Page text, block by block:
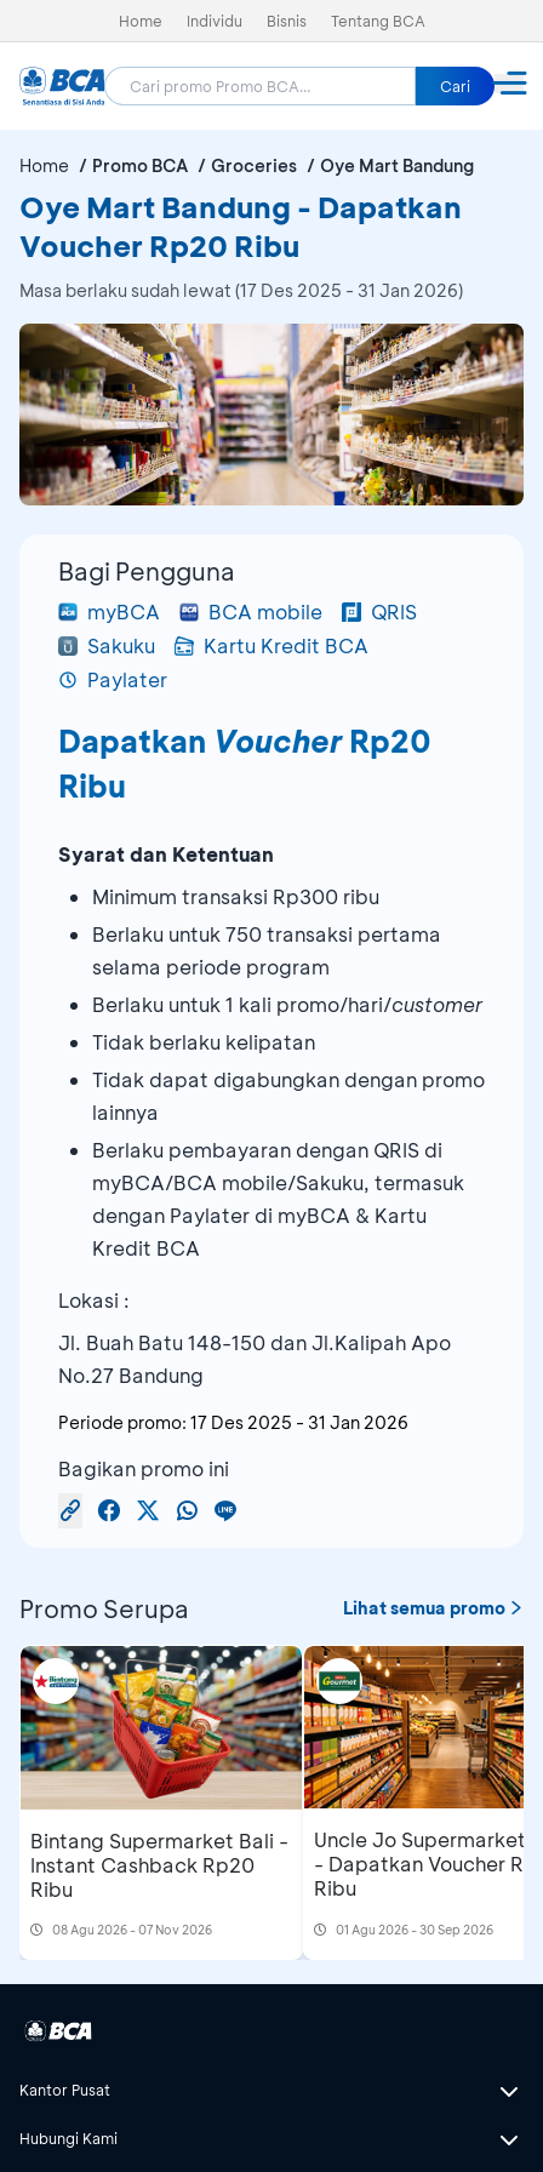
Home Individu Bisnis Tentang BCA
Cari
Home Promo BCA Groceries Oye Mart Bandung
Oye Mart Bandung - Dapatkan
Voucher Rp20 Ribu
Masa berlaku sudah lewat (17 Des 2025 - 31 Jan 2026)
Bagi Pengguna
myBCA BCA mobile
QRIS
Sakuku
Kartu Kredit BCA
Paylater
Dapatkan VoucherRp20
Ribu
Syarat dan Ketentuan
Minimum transaksi Rp300 ribu
Berlaku untuk 750 transaksi pertama
selama periode program
Berlaku untuk 1 kali promo/hari/customer
Tidak berlaku kelipatan
Tidak dapat digabungkan dengan promo
lainnya
Berlaku pembayaran dengan QRIS di
myBCA/BCA mobile/Sakuku, termasuk
dengan Paylater di myBCA & Kartu
Kredit BCA
Lokasi :
Jl. Buah Batu 148-150 dan Jl.Kalipah Apo
No.27 Bandung
Periode promo: 17 Des 2025 - 31 Jan 2026
Bagikan promo ini
Promo Serupa Lihat semua promo
Bintang Supermarket Bali -
Instant Cashback Rp20
Ribu
08 Agu 2026 - 07 Nov 2026
Uncle Jo Supermarket
- Dapatkan Voucher
Ribu
01 Agu 2026 - 30 Sep 2026
Kantor Pusat
Hubungi Kami